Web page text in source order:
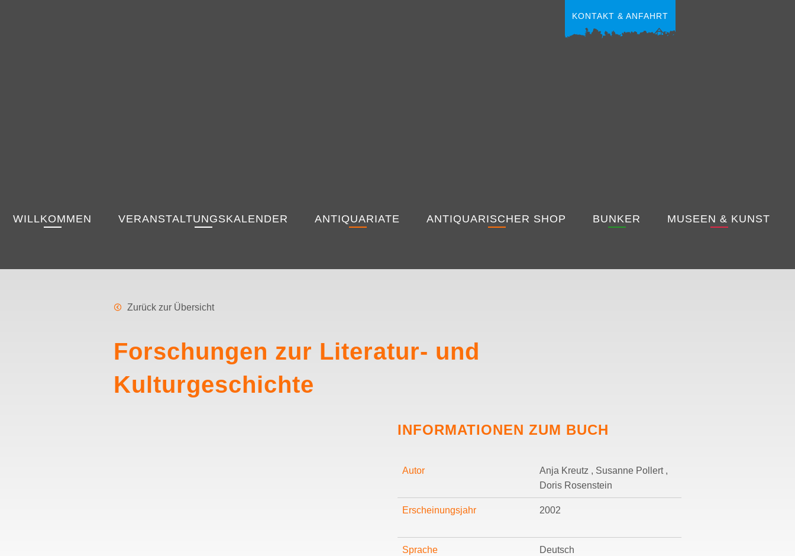
KONTAKT & ANFAHRT
WILLKOMMEN VERANSTALTUNGSKALENDER ANTIQUARIATE ANTIQUARISCHER SHOP BUNKER MUSEEN & KUNST
Zurück zur Übersicht
Forschungen zur Literatur- und
Kulturgeschichte
INFORMATIONEN ZUM BUCH
Autor
Anja Kreutz , Susanne Pollert ,
Doris Rosenstein
Erscheinungsjahr 2002
Sprache Deutsch